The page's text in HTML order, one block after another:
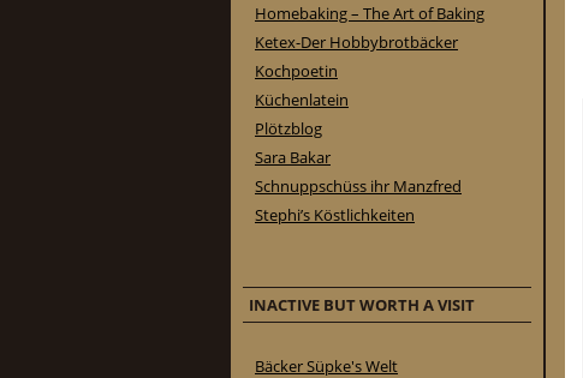
Homebaking – The Art of Baking
Ketex-Der Hobbybrotbäcker
Kochpoetin
Küchenlatein
Plötzblog
Sara Bakar
Schnuppschüss ihr Manzfred
Stephi’s Köstlichkeiten
INACTIVE BUT WORTH A VISIT
Bäcker Süpke's Welt